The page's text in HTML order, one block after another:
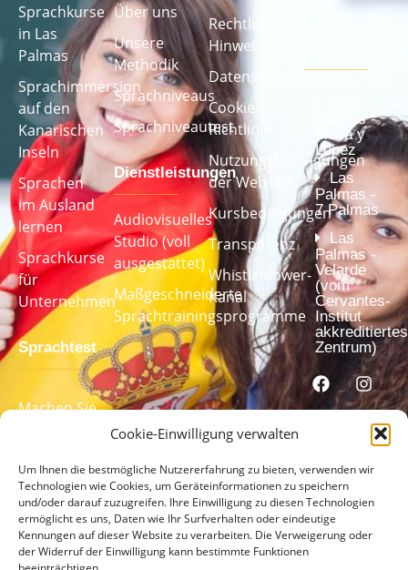
Cookie-Einwilligung verwalten
Um Ihnen die bestmögliche Nutzererfahrung zu bieten, verwenden wir
Technologien wie Cookies, um Geräteinformationen zu speichern
und/oder darauf zuzugreifen. Ihre Einwilligung zu diesen Technologien
ermöglicht es uns, Daten wie Ihr Surfverhalten oder eindeutige
Kennungen auf dieser Website zu verarbeiten. Die Verweigerung oder
der Widerruf der Einwilligung kann bestimmte Funktionen
Sprachkurse
in Las
Palmas
Sprachimmersion
auf den
Kanarischen
Inseln
Sprachen
im Ausland
lernen
Sprachkurse
für
Unternehmen
Sprachtest
Machen Sie
um Ihr
Sprachniveau
zu ermitteln
MACHEN
Über uns
Unsere
Methodik
Sprachniveaus
Sprachniveautest
Dienstleistungen
Audiovisuelles
Studio (voll
ausgestattet)
Maßgeschneiderte
Sprachtrainingsprogramme
Rechtlicher
Hinweis
Datenschutzrichtlinie
Cookie-
Richtlinie
Nutzungsbedingungen
der Website
Kursbedingungen
Transparenz
Whistleblower-
Kanal
Palmas -
Mesa y
López
Las
Palmas -
7 Palmas
Las
Palmas -
Velarde
(vom
Cervantes-
Institut
akkreditiertes
Zentrum)